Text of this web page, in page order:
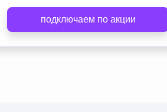
подключаем по акции